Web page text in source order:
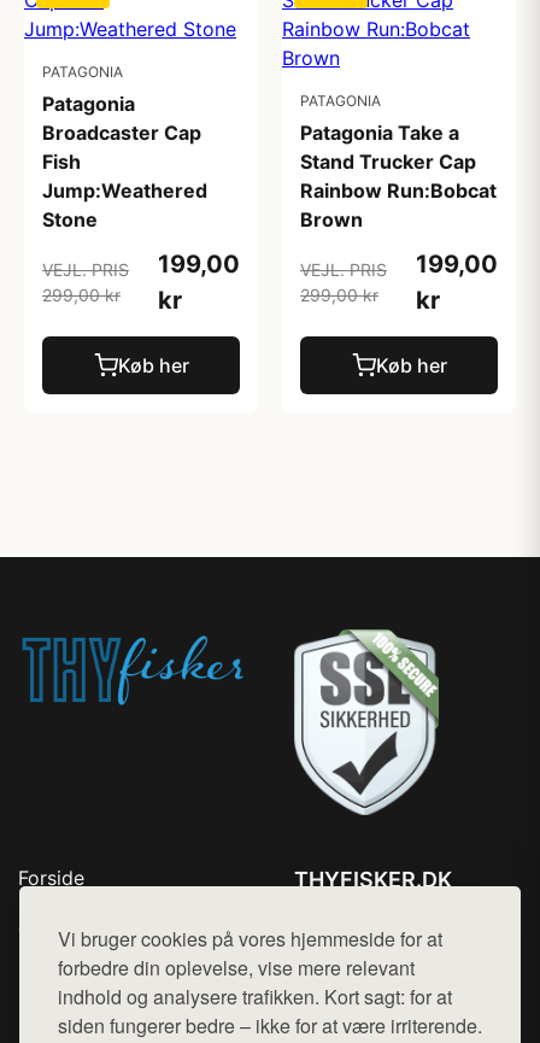
Vi bruger cookies på vores hjemmeside for at
forbedre din oplevelse, vise mere relevant
indhold og analysere trafikken. Kort sagt: for at
siden fungerer bedre – ikke for at være irriterende.
PATAGONIA
Patagonia
Broadcaster Cap
Fish
Jump:Weathered
Stone
VEJL. PRIS
299,00 kr
199,00
kr
Køb her
PATAGONIA
Patagonia Take a
Stand Trucker Cap
Rainbow Run:Bobcat
Brown
VEJL. PRIS
299,00 kr
199,00
kr
Køb her
Forside
Top Rabatter
Kontakt
THYFISKER.DK
Mail: hej@want.dk
Cookie- og privatlivspolitik